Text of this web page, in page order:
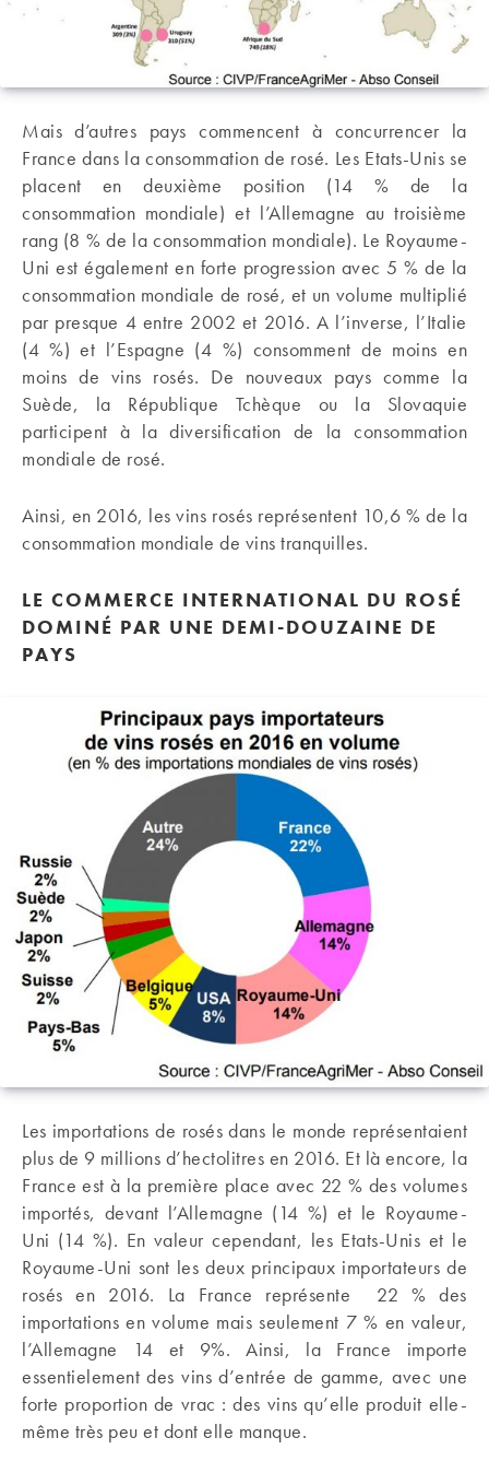
Mais d’autres pays commencent à concurrencer la
France dans la consommation de rosé. Les Etats-Unis se
placent en deuxième position (14 % de la
consommation mondiale) et l’Allemagne au troisième
rang (8 % de la consommation mondiale). Le Royaume-
Uni est également en forte progression avec 5 % de la
consommation mondiale de rosé, et un volume multiplié
par presque 4 entre 2002 et 2016. A l’inverse, l’Italie
(4 %) et l’Espagne (4 %) consomment de moins en
moins de vins rosés. De nouveaux pays comme la
Suède, la République Tchèque ou la Slovaquie
participent à la diversification de la consommation
mondiale de rosé.
Ainsi, en 2016, les vins rosés représentent 10,6 % de la
consommation mondiale de vins tranquilles.
LE COMMERCE INTERNATIONAL DU ROSÉ
DOMINÉ PAR UNE DEMI-DOUZAINE DE
PAYS
Les importations de rosés dans le monde représentaient
plus de 9 millions d’hectolitres en 2016. Et là encore, la
France est à la première place avec 22 % des volumes
importés, devant l’Allemagne (14 %) et le Royaume-
Uni (14 %). En valeur cependant, les Etats-Unis et le
Royaume-Uni sont les deux principaux importateurs de
rosés en 2016. La France représente 22 % des
importations en volume mais seulement 7 % en valeur,
l’Allemagne 14 et 9%. Ainsi, la France importe
essentielement des vins d’entrée de gamme, avec une
forte proportion de vrac : des vins qu’elle produit elle-
même très peu et dont elle manque.